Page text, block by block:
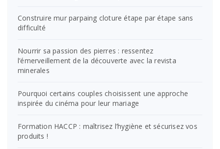
Construire mur parpaing cloture étape par étape sans
difficulté
Nourrir sa passion des pierres : ressentez
l’émerveillement de la découverte avec la revista
minerales
Pourquoi certains couples choisissent une approche
inspirée du cinéma pour leur mariage
Formation HACCP : maîtrisez l’hygiène et sécurisez vos
produits !